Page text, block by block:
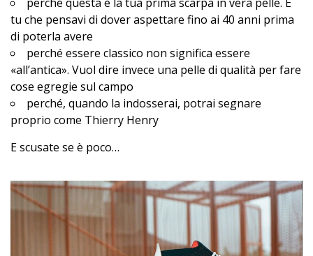
tu che pensavi di dover aspettare fino ai 40 anni prima
di poterla avere
perché essere classico non significa essere
«all’antica». Vuol dire invece una pelle di qualità per fare
cose egregie sul campo
perché, quando la indosserai, potrai segnare
proprio come Thierry Henry
E scusate se è poco…